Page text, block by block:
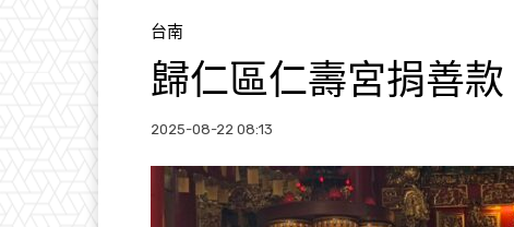
台南
歸仁區仁壽宮捐善
2025-08-22 08:13